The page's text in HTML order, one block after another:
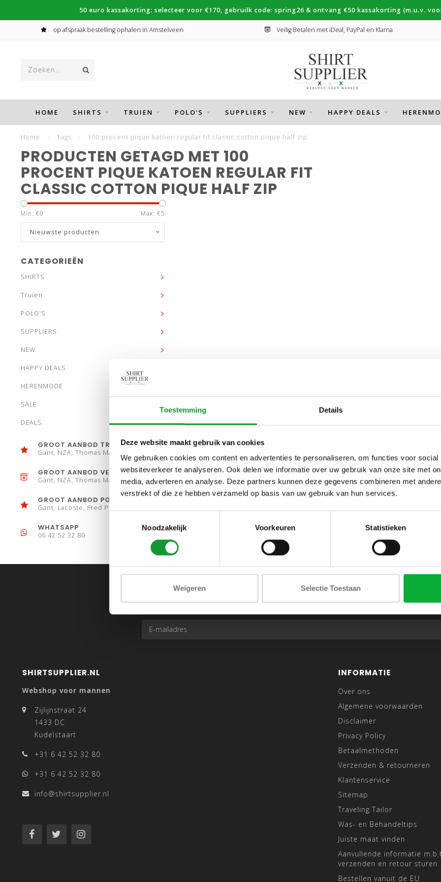
Toestemming Details
Deze website maakt gebruik van cookies
We gebruiken cookies om content en advertenties te personaliseren, om functies voor
websiteverkeer te analyseren. Ook delen we informatie over uw gebruik van onze site met
media, adverteren en analyse. Deze partners kunnen deze gegevens combineren met
verstrekt of die ze hebben verzameld op basis van uw gebruik van hun services.
Noodzakelijk
Voorkeuren Statistieken
Weigeren Selectie Toestaan
50 euro kassakorting: selecteer voor €170, gebruilk code: spring26 & ontvang €50 kassakorting (m.u.v.
op afspraak bestelling ophalen in Amstelveen Veilig Betalen met iDeal, PayPal en Klarna
HOME SHIRTS TRUIEN POLO'S SUPPLIERS NEW HAPPY DEALS
Home Tags 100 procent pique katoen regular fit classic cotton pique half zip
PRODUCTEN GETAGD MET 100
PROCENT PIQUE KATOEN REGULAR FIT
CLASSIC COTTON PIQUE HALF ZIP
Min: €0 Max: €5
Nieuwste producten
CATEGORIEËN
SHIRTS
Truien
POLO'S
SUPPLIERS
NEW
HAPPY DEALS
HERENMODE
SALE
DEALS
GROOT AANBOD TRUIEN
Gant, NZA, Thomas Maine
GROOT AANBOD VESTEN
Gant, NZA, Thomas Maine
GROOT AANBOD POLO´S
Gant, Lacoste, Fred Perry
WHATSAPP
06 42 52 32 80
SHIRTSUPPLIER.NL
Webshop voor mannen
Zijlijnstraat 24
1433 DC
Kudelstaart
+31 6 42 52 32 80
+31 6 42 52 32 80
info@shirtsupplier.nl
INFORMATIE
Over ons
Algemene voorwaarden
Disclaimer
Privacy Policy
Betaalmethoden
Verzenden & retourneren
Klantenservice
Sitemap
Traveling Tailor
Was- en Behandeltips
Juiste maat vinden
Aanvullende informatie
verzenden en retour sturen
Bestellen vanuit de EU